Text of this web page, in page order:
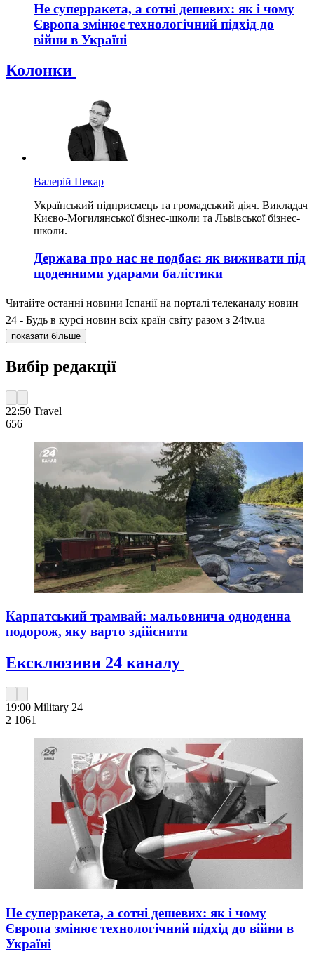
Не суперракета, а сотні дешевих: як і чому
Європа змінює технологічний підхід до
війни в Україні
Колонки
Валерій Пекар
Український підприємець та громадський діяч. Викладач
Києво-Могилянської бізнес-школи та Львівської бізнес-
школи.
Держава про нас не подбає: як виживати під
щоденними ударами балістики
Читайте останні новини Іспанії на порталі телеканалу новин
24 - Будь в курсі новин всіх країн світу разом з 24tv.ua
показати більше
Вибір редакції
22:50 Travel
656
Карпатський трамвай: мальовнича одноденна
подорож, яку варто здійснити
Ексклюзиви 24 каналу
19:00 Military 24
2 1061
Не суперракета, а сотні дешевих: як і чому
Європа змінює технологічний підхід до війни в
Україні